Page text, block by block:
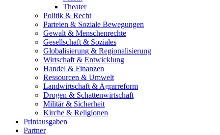
Theater
Politik & Recht
Parteien & Soziale Bewegungen
Gewalt & Menschenrechte
Gesellschaft & Soziales
Globalisierung & Regionalisierung
Wirtschaft & Entwicklung
Handel & Finanzen
Ressourcen & Umwelt
Landwirtschaft & Agrarreform
Drogen & Schattenwirtschaft
Militär & Sicherheit
Kirche & Religionen
Printausgaben
Partner